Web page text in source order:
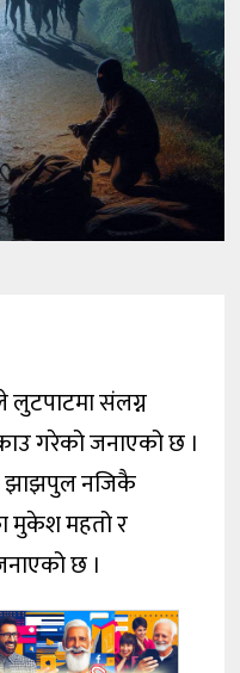
लुटपाटमा संलग्न
गरेको जनाएको छ ।
झाझपुल नजिकै
मुकेश महतो र
छ ।